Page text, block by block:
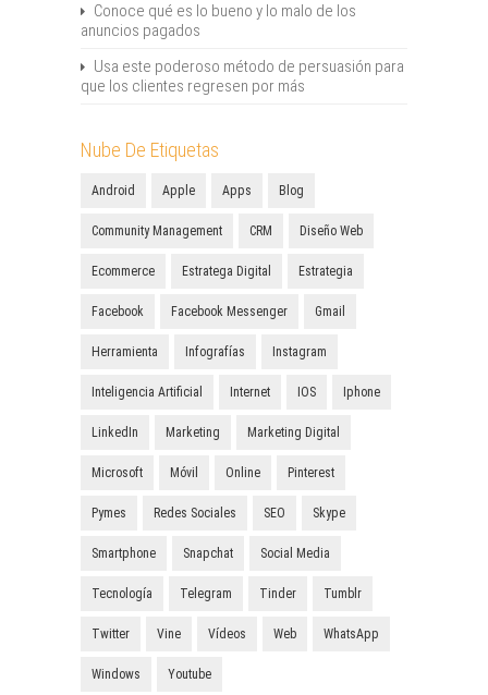
Conoce qué es lo bueno y lo malo de los
anuncios pagados
Usa este poderoso método de persuasión para
que los clientes regresen por más
Nube De Etiquetas
Android Apple Apps Blog
Community Management CRM Diseño Web
Ecommerce Estratega Digital Estrategia
Facebook Facebook Messenger Gmail
Herramienta Infografías Instagram
Inteligencia Artificial Internet IOS Iphone
LinkedIn Marketing Marketing Digital
Microsoft Móvil Online Pinterest
Pymes Redes Sociales SEO Skype
Smartphone Snapchat Social Media
Tecnología Telegram Tinder Tumblr
Twitter Vine Vídeos Web WhatsApp
Windows Youtube